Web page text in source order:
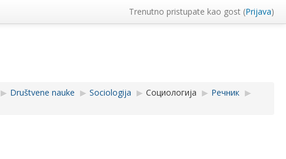
Trenutno pristupate kao gost (Prijava)
▶︎ Društvene nauke ▶︎ Sociologija ▶︎ Социологија ▶︎ Речник ▶︎